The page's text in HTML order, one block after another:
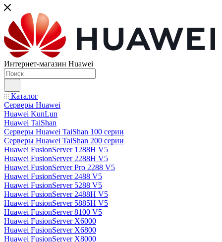
Интернет-магазин Huawei
Каталог
Серверы Huawei
Huawei KunLun
Huawei TaiShan
Серверы Huawei TaiShan 100 серии
Серверы Huawei TaiShan 200 серии
Huawei FusionServer 1288H V5
Huawei FusionServer 2288H V5
Huawei FusionServer Pro 2288 V5
Huawei FusionServer 2488 V5
Huawei FusionServer 5288 V5
Huawei FusionServer 2488H V5
Huawei FusionServer 5885H V5
Huawei FusionServer 8100 V5
Huawei FusionServer X6000
Huawei FusionServer X6800
Huawei FusionServer X8000